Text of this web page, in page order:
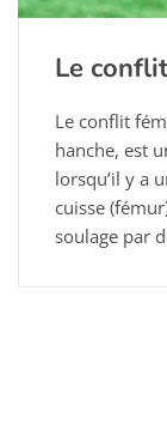
Le
Le conflit
hanche, est
lorsqu’il y a
cuisse
soulage par